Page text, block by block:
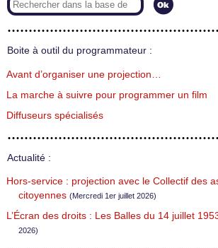
Boite à outil du programmateur :
Avant d’organiser une projection…
La marche à suivre pour programmer un film
Diffuseurs spécialisés
Actualité :
Hors-service : projection avec le Collectif des
citoyennes (Mercredi 1er juillet 2026)
L’Écran des droits : Les Balles du 14 juillet
2026)